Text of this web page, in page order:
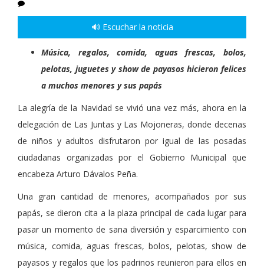
🔊 Escuchar la noticia
Música, regalos, comida, aguas frescas, bolos,
pelotas, juguetes y show de payasos hicieron felices
a muchos menores y sus papás
La alegría de la Navidad se vivió una vez más, ahora en la
delegación de Las Juntas y Las Mojoneras, donde decenas
de niños y adultos disfrutaron por igual de las posadas
ciudadanas organizadas por el Gobierno Municipal que
encabeza Arturo Dávalos Peña.
Una gran cantidad de menores, acompañados por sus
papás, se dieron cita a la plaza principal de cada lugar para
pasar un momento de sana diversión y esparcimiento con
música, comida, aguas frescas, bolos, pelotas, show de
payasos y regalos que los padrinos reunieron para ellos en